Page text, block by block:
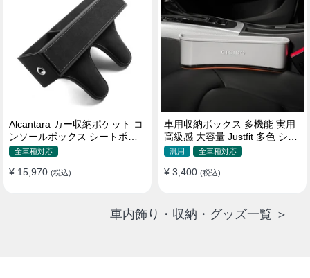
Alcantara カー収納ポケット コ
ンソールボックス シートポケ
ット 隙間ポケットセット
全車種対応
¥ 15,970 (税込)
車用収納ボックス 多機能 実用
高級感 大容量 Justfit 多色 シー
トポケット ギャップ 隙間収納
汎用 全車種対応
¥ 3,400 (税込)
車内飾り・収納・グッズ一覧 ＞